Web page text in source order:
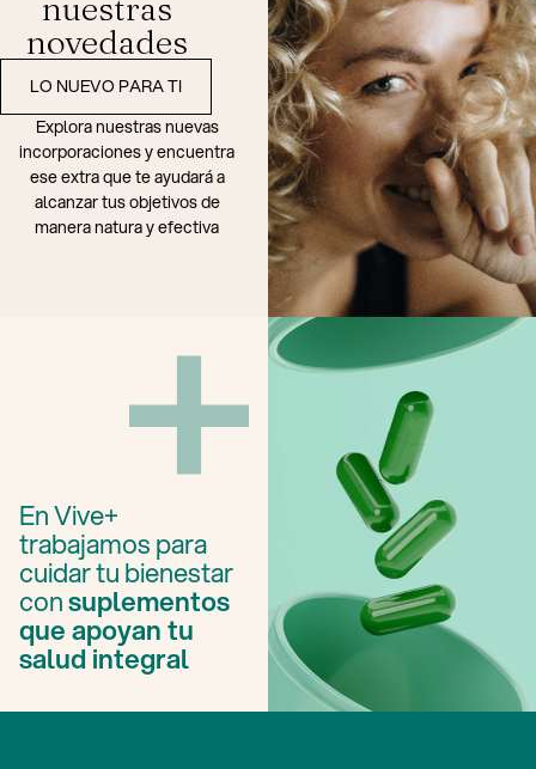
nuestras
novedades
LO NUEVO PARA TI
Explora nuestras nuevas
incorporaciones y encuentra
ese extra que te ayudará a
alcanzar tus objetivos de
manera natura y efectiva
En Vive+
trabajamos para
cuidar tu bienestar
consuplementos
que apoyan tu
salud integral